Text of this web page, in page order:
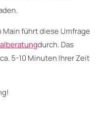
Main führt diese Umfrage
durch. Das
5-10 Minuten Ihrer Zeit